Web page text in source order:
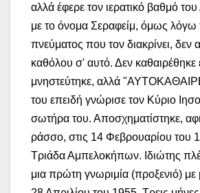
αλλά έφερε τον ιερατικό βαθμό του
με το όνομα Σεραφείμ, όμως λόγω
πνεύματος που τον διακρίνει, δεν
καθόλου σ' αυτό. Δεν καθαιρέθηκε
μνηστεύτηκε, αλλά
του επειδή γνώρισε τον Κύριο
σωτήρα του. Αποσχηματίστηκε,
ράσσο, στις 14 Φεβρουαρίου του
Τριάδα Αμπελοκήπων. Ιδιώτης
μια πρώτη γνωριμία (προξενιό) με